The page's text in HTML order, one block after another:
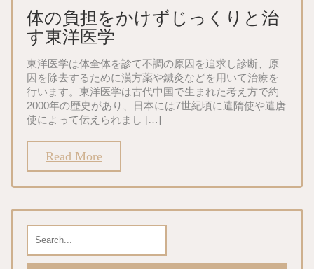
体の負担をかけずじっくりと治
す東洋医学
東洋医学は体全体を診て不調の原因を追求し診断、原
因を除去するために漢方薬や鍼灸などを用いて治療を
行います。東洋医学は古代中国で生まれた考え方で約
2000年の歴史があり、日本には7世紀頃に遣隋使や遣唐
使によって伝えられまし […]
Read More